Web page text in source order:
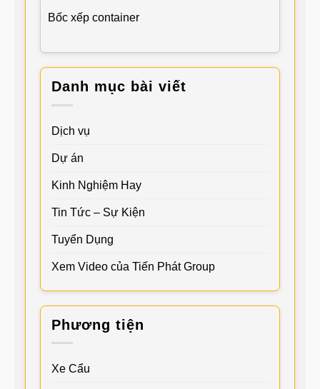
Bốc xếp container
Danh mục bài viết
Dịch vụ
Dự án
Kinh Nghiệm Hay
Tin Tức – Sự Kiện
Tuyển Dụng
Xem Video của Tiến Phát Group
Phương tiện
Xe Cẩu